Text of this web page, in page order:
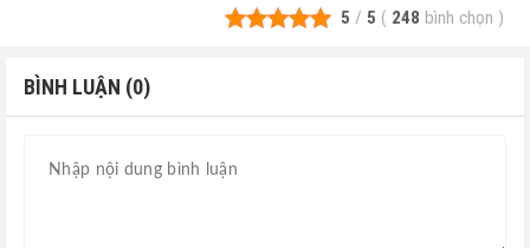
5 / 5 ( 248 bình chọn )
BÌNH LUẬN (0)